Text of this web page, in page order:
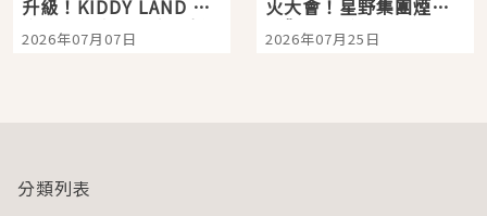
升級！KIDDY LAND 原
宿店吉伊卡哇迎客，新
開幕 OMOKADO 店3分
2026年07月07日
火大會！星野集團煙火
景觀飯店6選，讓你不用
人擠人悠閒欣賞
2026年07月25日
分類列表